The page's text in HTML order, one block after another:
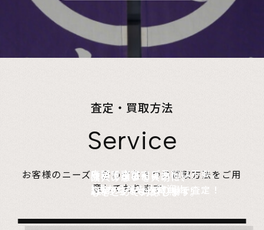
査定・買取方法
Service
お客様のニーズに合わせた４つの買取方法をご用
意しております。
店頭で査定、ご予約は不要。
1点からでも大歓迎！
無料でご自宅にお伺い、
査定のプロがその場で査定！
詰めて送るだけ。
1点からでも送料無料！
故人の想いを大切に、
心をこめて対応します。